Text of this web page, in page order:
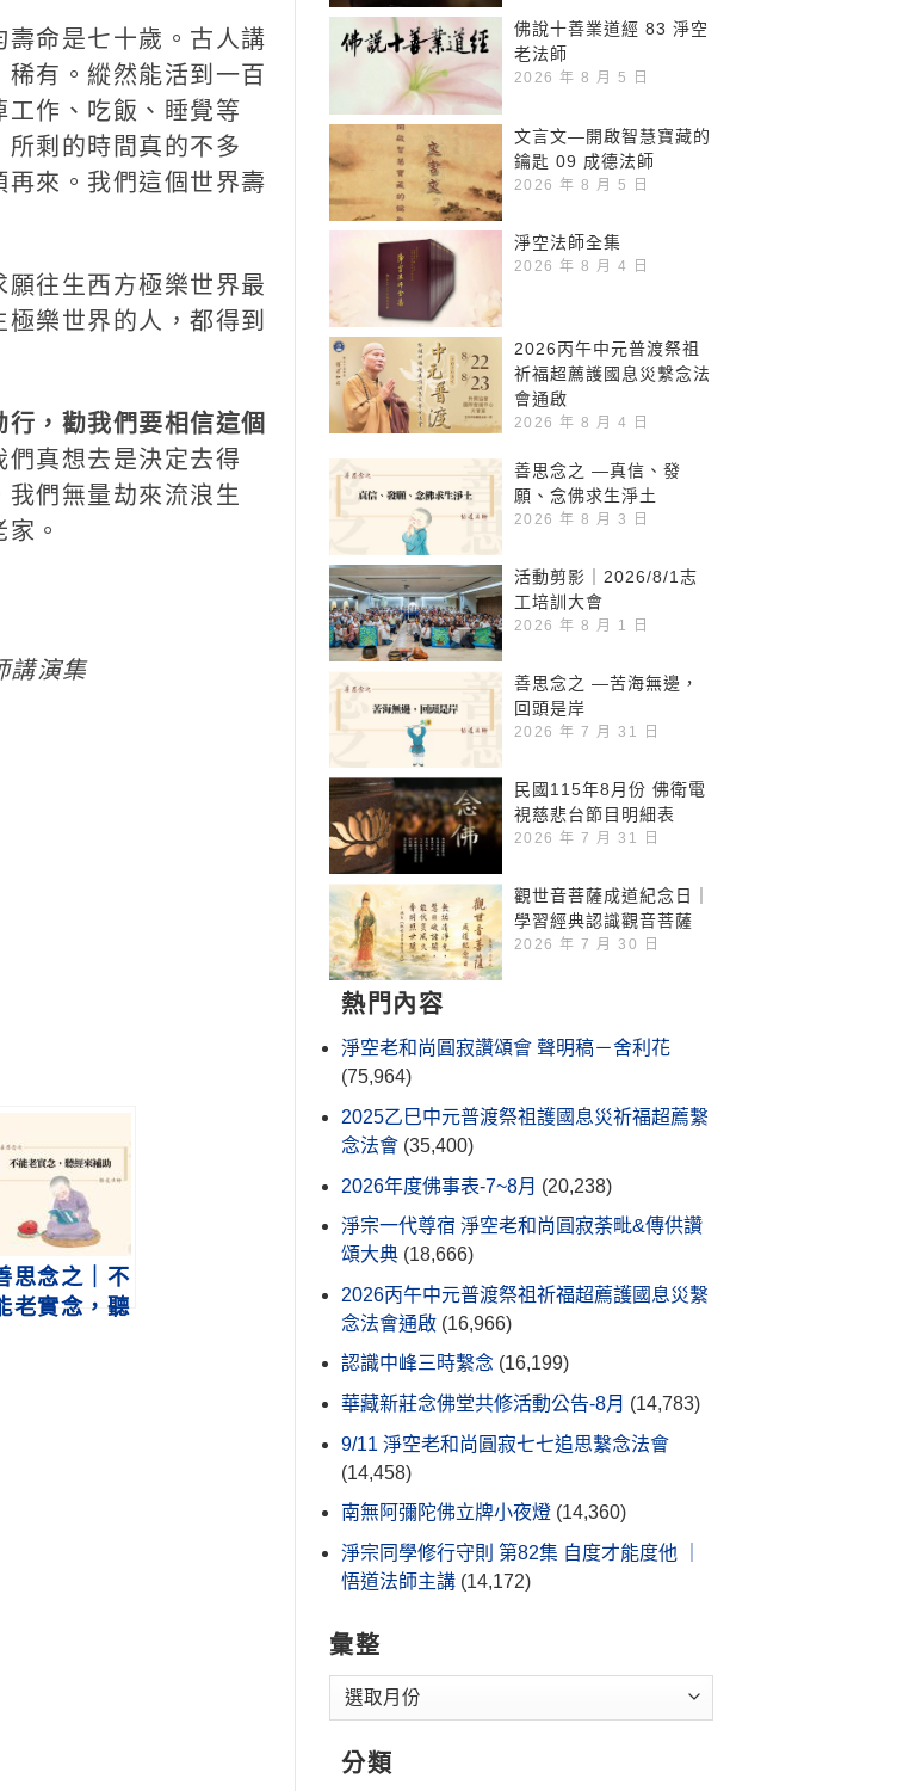
命是七十歲。古人講
有。縱然能活到一百
作、吃飯、睡覺等
剩的時間真的不多
來。我們這個世界壽
往生西方極樂世界最
樂世界的人，都得到
行，勸我們要相信這個
真想去是決定去得
們無量劫來流浪生
。
道法師講演集
思念之｜不
老實念，聽
佛說十善業道經 83 淨空
老法師
2026 年 8 月 5 日
文言文—開啟智慧寶藏的
鑰匙 09 成德法師
2026 年 8 月 5 日
淨空法師全集
2026 年 8 月 4 日
2026丙午中元普渡祭祖
祈福超薦護國息災繫念法
會通啟
2026 年 8 月 4 日
善思念之 —真信、發
願、念佛求生淨土
2026 年 8 月 3 日
活動剪影｜2026/8/1志
工培訓大會
2026 年 8 月 1 日
善思念之 —苦海無邊，
回頭是岸
2026 年 7 月 31 日
民國115年8月份 佛衛電
視慈悲台節目明細表
2026 年 7 月 31 日
觀世音菩薩成道紀念日｜
學習經典認識觀音菩薩
2026 年 7 月 30 日
熱門內容
淨空老和尚圓寂讚頌會 聲明稿－舍利花
(75,964)
2025乙巳中元普渡祭祖護國息災祈福超薦繫
念法會 (35,400)
2026年度佛事表-7~8月 (20,238)
淨宗一代尊宿 淨空老和尚圓寂荼毗&傳供讚
頌大典 (18,666)
2026丙午中元普渡祭祖祈福超薦護國息災繫
念法會通啟 (16,966)
認識中峰三時繫念 (16,199)
華藏新莊念佛堂共修活動公告-8月 (14,783)
9/11 淨空老和尚圓寂七七追思繫念法會
(14,458)
南無阿彌陀佛立牌小夜燈 (14,360)
淨宗同學修行守則 第82集 自度才能度他 ｜
悟道法師主講 (14,172)
彙整
分類